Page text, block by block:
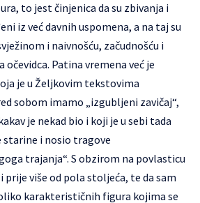
to jest činjenica da su zbivanja i
iz već davnih uspomena, a na taj su
i naivnošću, začudnošću i
Patina vremena već je
je u Željkovim tekstovima
sobom imamo „izgubljeni zavičaj“,
je nekad bio i koji je u sebi tada
starine i nosio tragove
trajanja“. S obzirom na povlasticu
prije više od pola stoljeća, te da sam
karakterističnih figura kojima se